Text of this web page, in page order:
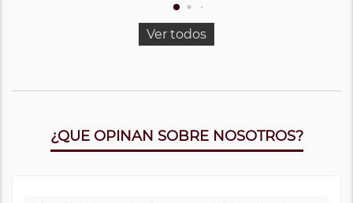
Ver todos
¿QUE OPINAN SOBRE NOSOTROS?